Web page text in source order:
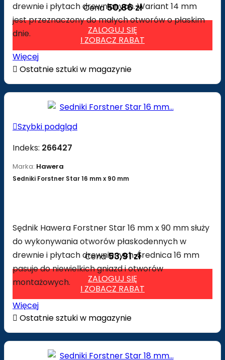
drewnie i płytach drewnianych. Wariant 14 mm
jest przeznaczony do małych otworów o płaskim
dnie.
Cena50,86 zł
ZALOGUJ SIĘ
I ZOBACZ RABAT
Więcej
 Ostatnie sztuki w magazynie
Szybki podgląd
Indeks: 266427
Marka: Hawera
Sedniki Forstner Star 16 mm x 90 mm
Sędnik Hawera Forstner Star 16 mm x 90 mm służy
do wykonywania otworów płaskodennych w
drewnie i płytach drewnianych. Średnica 16 mm
pasuje do niewielkich gniazd i otworów
montażowych.
Cena53,91 zł
ZALOGUJ SIĘ
I ZOBACZ RABAT
Więcej
 Ostatnie sztuki w magazynie